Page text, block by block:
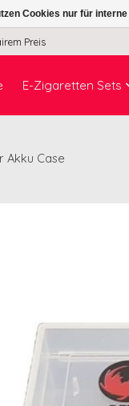
Preis
E-Zigaretten Sets
Akku Case
Cookies nur für